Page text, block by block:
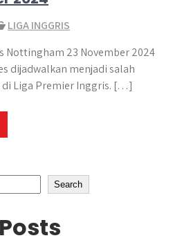
LIGA INGGRIS
Nottingham 23 November 2024
dijadwalkan menjadi salah
di Liga Premier Inggris. […]
Search